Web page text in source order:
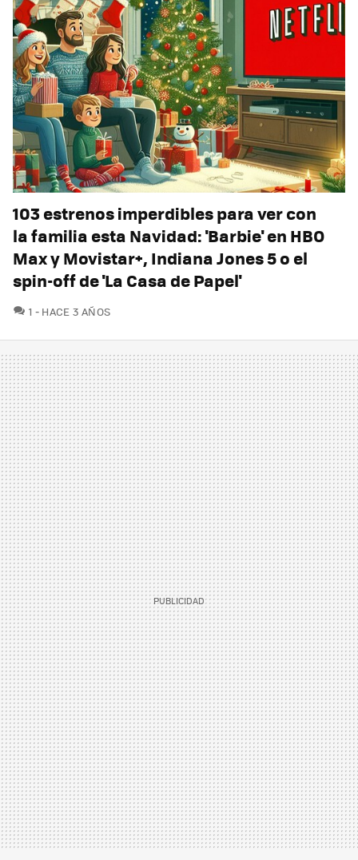
103 estrenos imperdibles para ver con
la familia esta Navidad: 'Barbie' en HBO
Max y Movistar+, Indiana Jones 5 o el
spin-off de 'La Casa de Papel'
1 COMENTARIOS
HACE 3 AÑOS